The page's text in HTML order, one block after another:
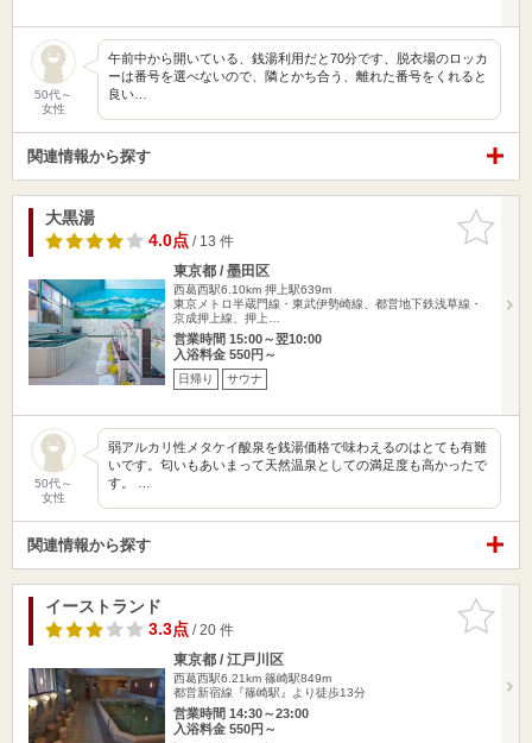
50代～
女性
午前中から開いている、銭湯利用だと70分です、脱衣場のロッカ
ーは番号を選べないので、隣とかち合う、離れた番号をくれると
良い…
関連情報から探す
お気に入
りに追加
大黒湯
4.0点/ 13 件
東京都 / 墨田区
西葛西駅6.10km 押上駅639m
東京メトロ半蔵門線・東武伊勢崎線、都営地下鉄浅草線・
京成押上線、押上…
営業時間 15:00～翌10:00
入浴料金 550円～
日帰り サウナ
50代～
女性
弱アルカリ性メタケイ酸泉を銭湯価格で味わえるのはとても有難
いです。匂いもあいまって天然温泉としての満足度も高かったで
す。 …
関連情報から探す
お気に入
りに追加
イーストランド
3.3点/ 20 件
東京都 / 江戸川区
西葛西駅6.21km 篠崎駅849m
都営新宿線『篠崎駅』より徒歩13分
営業時間 14:30～23:00
入浴料金 550円～